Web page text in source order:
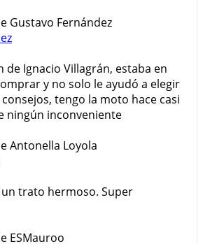
de Ignacio Villagrán, estaba en
y no solo le ayudó a elegir
tengo la moto hace casi
ningún inconveniente
trato hermoso. Super